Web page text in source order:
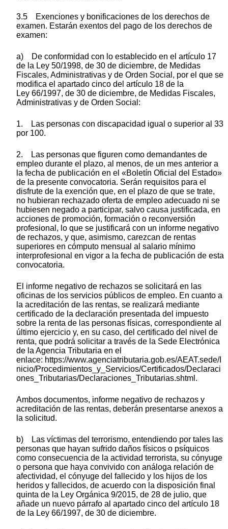
3.5 Exenciones y bonificaciones de los derechos de
examen. Estarán exentos del pago de los derechos de
examen:
a) De conformidad con lo establecido en el artículo 17
de la Ley 50/1998, de 30 de diciembre, de Medidas
Fiscales, Administrativas y de Orden Social, por el que se
modifica el apartado cinco del artículo 18 de la
Ley 66/1997, de 30 de diciembre, de Medidas Fiscales,
Administrativas y de Orden Social:
1. Las personas con discapacidad igual o superior al 33
por 100.
2. Las personas que figuren como demandantes de
empleo durante el plazo, al menos, de un mes anterior a
la fecha de publicación en el «Boletín Oficial del Estado»
de la presente convocatoria. Serán requisitos para el
disfrute de la exención que, en el plazo de que se trate,
no hubieran rechazado oferta de empleo adecuado ni se
hubiesen negado a participar, salvo causa justificada, en
acciones de promoción, formación o reconversión
profesional, lo que se justificará con un informe negativo
de rechazos, y que, asimismo, carezcan de rentas
superiores en cómputo mensual al salario mínimo
interprofesional en vigor a la fecha de publicación de esta
convocatoria.
El informe negativo de rechazos se solicitará en las
oficinas de los servicios públicos de empleo. En cuanto a
la acreditación de las rentas, se realizará mediante
certificado de la declaración presentada del impuesto
sobre la renta de las personas físicas, correspondiente al
último ejercicio y, en su caso, del certificado del nivel de
renta, que podrá solicitar a través de la Sede Electrónica
de la Agencia Tributaria en el
enlace: https://www.agenciatributaria.gob.es/AEAT.sede/I
nicio/Procedimientos_y_Servicios/Certificados/Declaraci
ones_Tributarias/Declaraciones_Tributarias.shtml.
Ambos documentos, informe negativo de rechazos y
acreditación de las rentas, deberán presentarse anexos a
la solicitud.
b) Las víctimas del terrorismo, entendiendo por tales las
personas que hayan sufrido daños físicos o psíquicos
como consecuencia de la actividad terrorista, su cónyuge
o persona que haya convivido con análoga relación de
afectividad, el cónyuge del fallecido y los hijos de los
heridos y fallecidos, de acuerdo con la disposición final
quinta de la Ley Orgánica 9/2015, de 28 de julio, que
añade un nuevo párrafo al apartado cinco del artículo 18
de la Ley 66/1997, de 30 de diciembre.